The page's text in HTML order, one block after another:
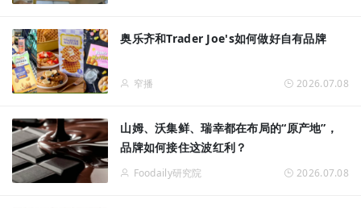
奥乐齐和Trader Joe's如何做好自有品牌
窄播 2026.07.08
山姆、沃集鲜、瑞幸都在布局的“原产地”，
品牌如何接住这波红利？
Foodaily研究院 2026.07.08